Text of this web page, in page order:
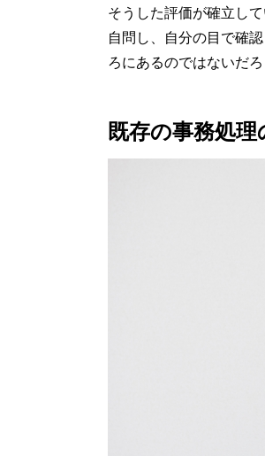
そうした評価が確立し
自問し、自分の目で確
ろにあるのではないだろ
既存の事務処理